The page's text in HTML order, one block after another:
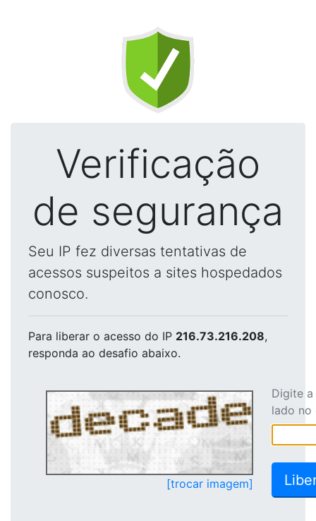
Verificação
de segurança
Seu IP fez diversas tentativas de
acessos suspeitos a sites hospedados
conosco.
Para liberar o acesso do IP 216.73.216.208,
responda ao desafio abaixo.
[trocar imagem]
Digite
lado no